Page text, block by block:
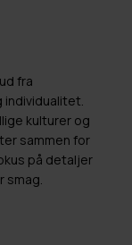
fra
kulturer og
sammen for
på detaljer
smag.